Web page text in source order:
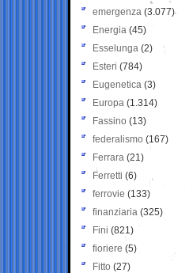
emergenza (3.077)
Energia (45)
Esselunga (2)
Esteri (784)
Eugenetica (3)
Europa (1.314)
Fassino (13)
federalismo (167)
Ferrara (21)
Ferretti (6)
ferrovie (133)
finanziaria (325)
Fini (821)
fioriere (5)
Fitto (27)